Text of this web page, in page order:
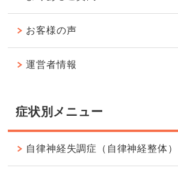
お客様の声
運営者情報
症状別メニュー
自律神経失調症（自律神経整体）